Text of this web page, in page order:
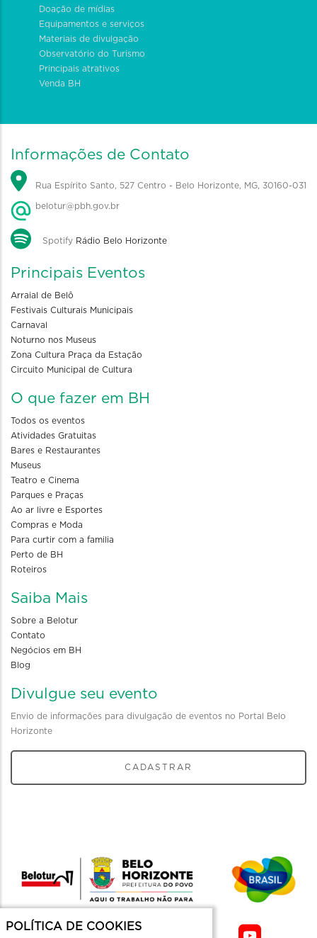
Doação de mídias
Equipamentos e serviços
Materiais de divulgação
Observatório do Turismo
Principais atrativos
Venda BH
Informações de Contato
Rua Espírito Santo, 527 Centro - Belo Horizonte, MG, 30160-031
belotur@pbh.gov.br
Spotify Rádio Belo Horizonte
Principais Eventos
Arraial de Belô
Festivais Culturais Municipais
Carnaval
Noturno nos Museus
Zona Cultura Praça da Estação
Circuito Municipal de Cultura
O que fazer em BH
Todos os eventos
Atividades Gratuitas
Bares e Restaurantes
Museus
Teatro e Cinema
Parques e Praças
Ao ar livre e Esportes
Compras e Moda
Para curtir com a familia
Perto de BH
Roteiros
Saiba Mais
Sobre a Belotur
Contato
Negócios em BH
Blog
Divulgue seu evento
Envio de informações para divulgação de eventos no Portal Belo
Horizonte
CADASTRAR
POLÍTICA DE COOKIES